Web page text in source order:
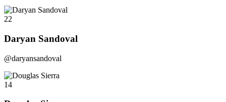
22
Daryan Sandoval
@daryansandoval
14